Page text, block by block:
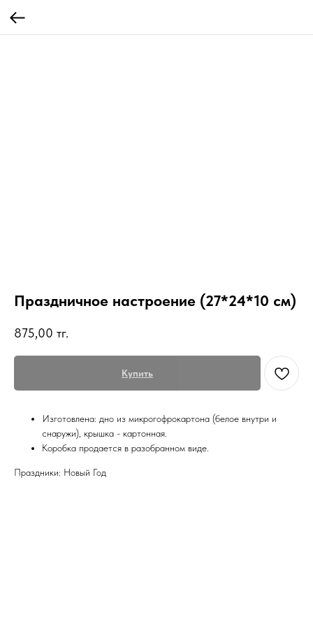
Праздничное настроение (27*24*10 см)
875,00 тг.
Купить
Изготовлена: дно из микрогофрокартона (белое внутри и
снаружи), крышка - картонная.
Коробка продается в разобранном виде.
Праздники: Новый Год